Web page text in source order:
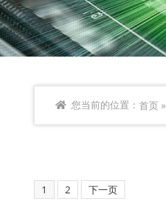
您当前的位置： 首页»
1 2 下一页